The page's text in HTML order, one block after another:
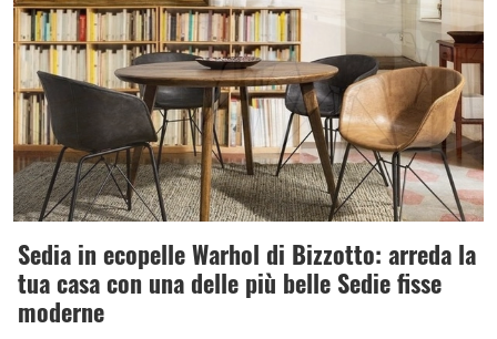
Sedia in ecopelle Warhol di Bizzotto: arreda la
tua casa con una delle più belle Sedie fisse
moderne